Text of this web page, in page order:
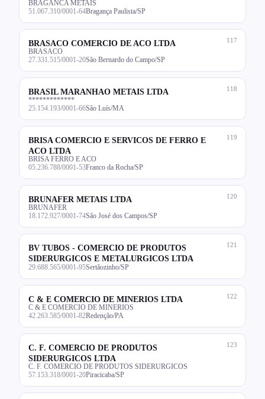
BRAGANCA METAIS
51.067.310/0001-64Bragança Paulista/SP
117
BRASACO COMERCIO DE ACO LTDA
BRASACO
27.331.515/0001-20São Bernardo do Campo/SP
118
BRASIL MARANHAO METAIS LTDA
*************
25.154.193/0001-66São Luís/MA
119
BRISA COMERCIO E SERVICOS DE FERRO E
ACO LTDA
BRISA FERRO E ACO
05.236.788/0001-53Franco da Rocha/SP
120
BRUNAFER METAIS LTDA
BRUNAFER
18.172.927/0001-74São José dos Campos/SP
121
BV TUBOS - COMERCIO DE PRODUTOS
SIDERURGICOS E METALURGICOS LTDA
29.688.565/0001-95Sertãozinho/SP
122
C & E COMERCIO DE MINERIOS LTDA
C & E COMERCIO DE MINERIOS
42.263.585/0001-82Redenção/PA
123
C. F. COMERCIO DE PRODUTOS
SIDERURGICOS LTDA
C. F. COMERCIO DE PRODUTOS SIDERURGICOS
57.153.318/0001-20Piracicaba/SP